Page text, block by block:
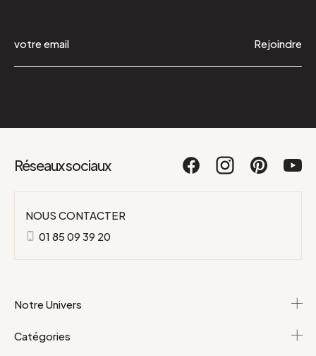
Rejoindre
Réseaux sociaux
NOUS CONTACTER
01 85 09 39 20
Notre Univers
Catégories